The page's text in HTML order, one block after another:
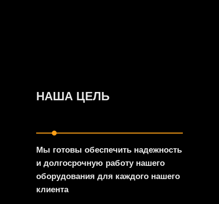
НАША ЦЕЛЬ
Мы готовы обеспечить надежность
и долгосрочную работу нашего
оборудования для каждого нашего
клиента